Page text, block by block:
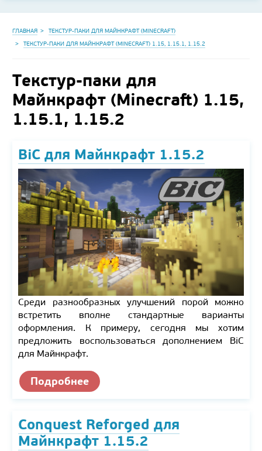
ГЛАВНАЯ
ТЕКСТУР-ПАКИ ДЛЯ МАЙНКРАФТ (MINECRAFT)
ТЕКСТУР-ПАКИ ДЛЯ МАЙНКРАФТ (MINECRAFT) 1.15, 1.15.1, 1.15.2
Текстур-паки для
Майнкрафт (Minecraft) 1.15,
1.15.1, 1.15.2
BiC для Майнкрафт 1.15.2
Среди разнообразных улучшений порой можно
встретить вполне стандартные варианты
оформления. К примеру, сегодня мы хотим
предложить воспользоваться дополнением BiC
для Майнкрафт.
Подробнее
Conquest Reforged для
Майнкрафт 1.15.2